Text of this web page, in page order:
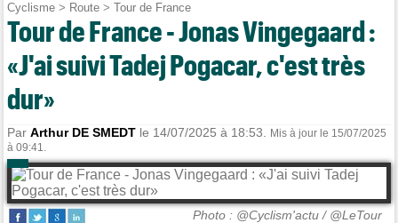
Cyclisme > Route >Tour de France
Tour de France - Jonas Vingegaard :
«J'ai suivi Tadej Pogacar, c'est très
dur»
ParArthur DE SMEDT le 14/07/2025 à 18:53.
Mis à jour le 15/07/2025
à 09:41.
Photo : @Cyclism'actu / @LeTour